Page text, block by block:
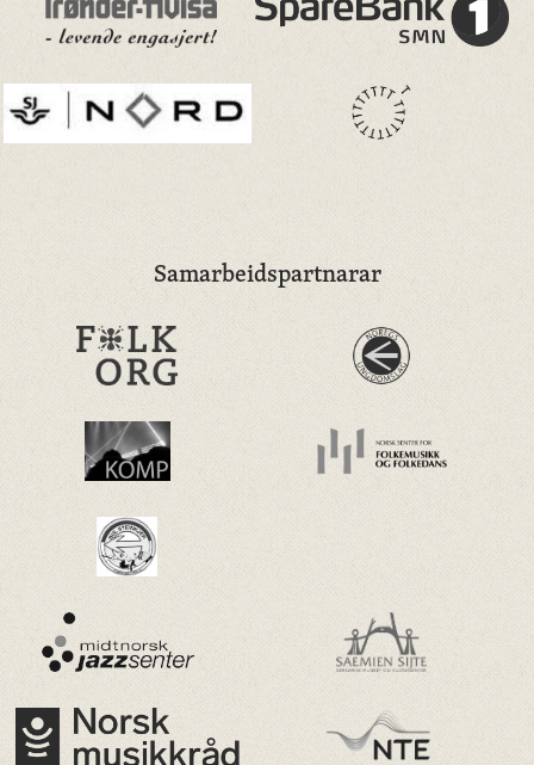
Samarbeidspartnarar